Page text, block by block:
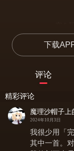
划过
下载
评论
精彩评论
魔理沙帽子上
2024年10月3日
我很少用「
其中一首。